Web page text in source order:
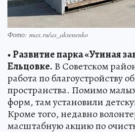
Фото: max.ru/as_aksenenko
•Развитие парка «Утиная
Ельцовке. В Советском
работа по благоустройству
пространства. Помимо
форм, там установили
Кроме того, недавно
масштабную акцию по